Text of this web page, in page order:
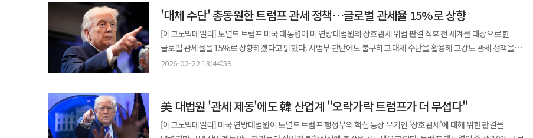
각각 30조7324억원과 13조2828억원으로 집계됐다. 대체거래소 넥스트레이드의 프리마켓과 메인마켓의 거래대금은
총 19조111억원이다. 이날 오후 3시 30분 기준 서울 외환시장에서 달러 대비 원화 환율은 전 거래일보다 2.5원 오른
1442.5원을 나타냈다.
이번 판결의 여파를 면밀히 분석할 필요가 있다. 관세 정책이 재조정되는 국면에서 한국의 수출 경쟁력과 금융 리스크는
새롭게 정의될 전망이다. 미국과 자유무역협정(FTA)을 체결한 한국 제품에 대한 관세 부담 구조가 변경될 수 있다는
점은 장기적 수출 전략 수립에 영향을 줄 수 있다. 무역 구조가 변할 경우 한국 기업의 가격 경쟁력이 개선될 여지도
표면화하는 가운데 정치적 불확실성과 법적 리스크 그리고 국제 무역 구조의 재편 등을 복합적으로 반영하는 투자
전략을 재검토해야 할 시점이다. 미국 대법원의 제동은 보호무역 리스크가 현실적인 금융 변수임을 다시 한 번
확인시켰다. 통상·금융 이슈는 이제 단일 산업 현안이 아니라 글로벌 금융시장의 변동성과 직접 연결된 메가트렌드로
협상력이 높아진 중국은 '대두 수입'과 '대만 문제'를 연계해 역공에 나설 조짐이다. 우신보 푸단대 국제문제연구원장은
"과거 중국이 미국의 고율 관세 압박에 미국산 대두를 대량 구매했지만 이제 그 관세가 불법이 됐다"며 "중국이 대두를
계속 사려면 미국이 대만 문제 등에서 양보해야 할 것"이라고 주장했다. 다만 전문가들은 시 주석이 대법원 판결을
노골적으로 내세우기보다 트럼프 대통령과의 개인적 유대를 강화하며 실리를 챙길 것으로 보고 있다. 앨리 와인
국제위기그룹(ICG) 선임 자문은 "시 주석이 유화적 제스처를 취할수록 트럼프 대통령이 안보 분야에서 더 큰 양보를 할
합의 이행 여부를 조사 중이며 이를 근거로 새로운 관세를 부과할 수 있다"고 내다봤다. 결국 트럼프 대통령이 '성공적
방중'이라는 정치적 성과를 위해 중국에 어느 정도 양보할 것인지가 이번 정상회담의 관전 포인트가 될 전망이다. 스인훙
중국인민대 교수는 "중국은 트럼프가 '성공 스토리'로 포장할 만한 일부 양보를 할 능력과 의지를 모두 갖춰야 할
부총리 겸 재정경제부 장관, 김정관 산업통상부 장관, 여한구 통상교섭본부장, 박윤주 외교부 1차관이 자리한다. 청와대
홍익표 정무수석과 윤성혁 산업정책비서관도 참석 대상이다. 이날 회의에서는 미국 연방대법원의 판결이 한미 통상
관계에 미칠 파장과 도널드 트럼프 행정부의 향후 관세 정책 방향에 대한 의견이 오갈 것으로 예상된다. 현재 진행 중인
대미 투자 프로젝트의 진행 상황과 리스크 요인도 점검 대상에 포함될 전망이다. 앞서 청와대는 지난 21일에도 김
정책실장과 위 실장 주재로 관계부처 합동회의를 열고 미국의 추가 조치 가능성과 주요국 대응 동향을 공유한 바 있다.
'대체 수단' 총동원한 트럼프 관세 정책…글로벌 관세율 15%로 상향
[이코노믹데일리] 도널드 트럼프 미국 대통령이 미 연방대법원의 상호관세 위법 판결 직후 전 세계를 대상으로 한
글로벌 관세율을 15%로 상향하겠다고 밝혔다. 사법부 판단에도 불구하고 대체 수단을 활용해 고강도 관세 정책을
이어가겠다는 의지를 재확인한 행보로 해석된다. 트럼프 대통령은 21일(현지시간) 자신이 운영하는 소셜미디어
국제비상경제권한법(IEEPA)을 근거로 한 트럼프 대통령의 상호관세 부과 조치가 위법하다고 판단했다. 이에 트럼프
대통령은 즉각 대체 수단으로 무역법 122조를 적용해 글로벌 관세를 도입하는 행정명령에 서명했고 하루 만에 세율
인상 방침까지 내놓았다. 무역법 122조는 국제수지 문제 발생 시 대통령에게 최장 150일간 최대 15%의 관세를 부과할
2026-02-22 13:44:59
美 대법원 '관세 제동'에도 韓 산업계 "오락가락 트럼프가 더 무섭다"
[이코노믹데일리] 미국 연방대법원이 도널드 트럼프 행정부의 핵심 통상 무기인 '상호관세'에 대해 위헌 판결을